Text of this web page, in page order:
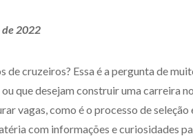
de 2022
de cruzeiros? Essa é a pergunta de
que desejam construir uma carreira
vagas, como é o processo de
com informações e curiosidades